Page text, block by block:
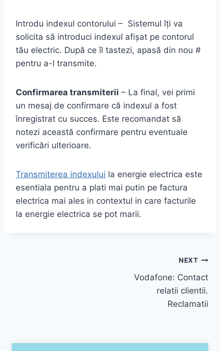
Introdu indexul contorului – Sistemul îți va
solicita să introduci indexul afișat pe contorul
tău electric. După ce îl tastezi, apasă din nou #
pentru a-l transmite.
Confirmarea transmiterii – La final, vei primi
un mesaj de confirmare că indexul a fost
înregistrat cu succes. Este recomandat să
notezi această confirmare pentru eventuale
verificări ulterioare.
Transmiterea indexului la energie electrica este
esentiala pentru a plati mai putin pe factura
electrica mai ales in contextul in care facturile
la energie electrica se pot marii.
NEXT
Vodafone: Contact
relatii clientii.
Reclamatii